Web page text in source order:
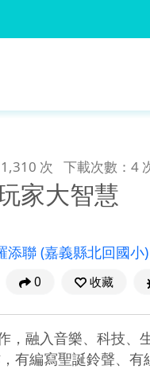
次 下載次數：4
家大智慧
添聯 (嘉義縣北回國小)
0 收藏
，融入音樂、科技
有編寫聖誕鈴聲、